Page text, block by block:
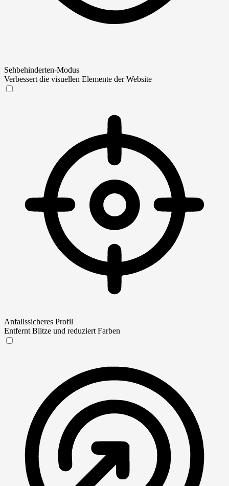
Sehbehinderten-Modus
Verbessert die visuellen Elemente der Website
Anfallssicheres Profil
Entfernt Blitze und reduziert Farben